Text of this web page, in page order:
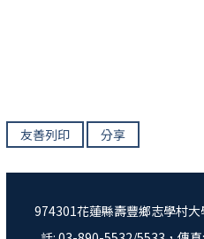
友善列印
分享
974301花蓮縣壽豐鄉志學村